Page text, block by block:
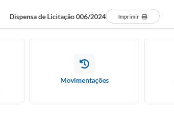
Dispensa de Licitação 006/2024 Imprimir
Movimentações